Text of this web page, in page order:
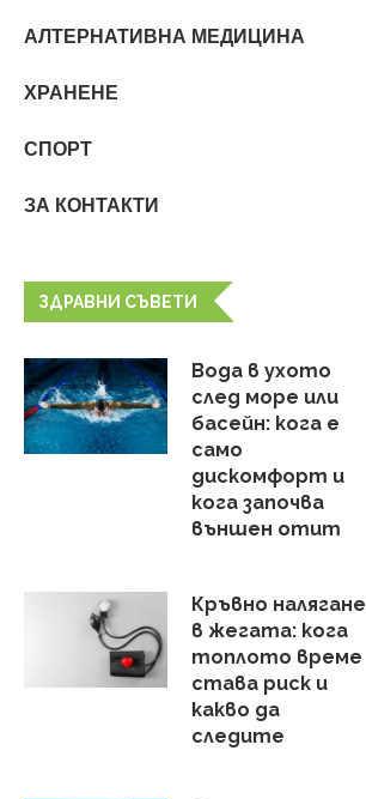
АЛТЕРНАТИВНА МЕДИЦИНА
ХРАНЕНЕ
СПОРТ
ЗА КОНТАКТИ
ЗДРАВНИ СЪВЕТИ
Вода в ухото
след море или
басейн: кога е
само
дискомфорт и
кога започва
външен отит
Кръвно налягане
в жегата: кога
топлото време
става риск и
какво да
следите